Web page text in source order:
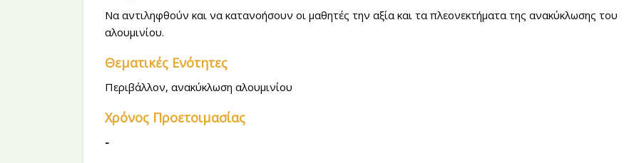
Να αντιληφθούν και να κατανοήσουν οι μαθητές την αξία και τα πλεονεκτήματα της ανακύκλωσης του
αλουμινίου.
Θεματικές Ενότητες
Περιβάλλον, ανακύκλωση αλουμινίου
Χρόνος Προετοιμασίας
-